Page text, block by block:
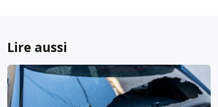
Lire aussi